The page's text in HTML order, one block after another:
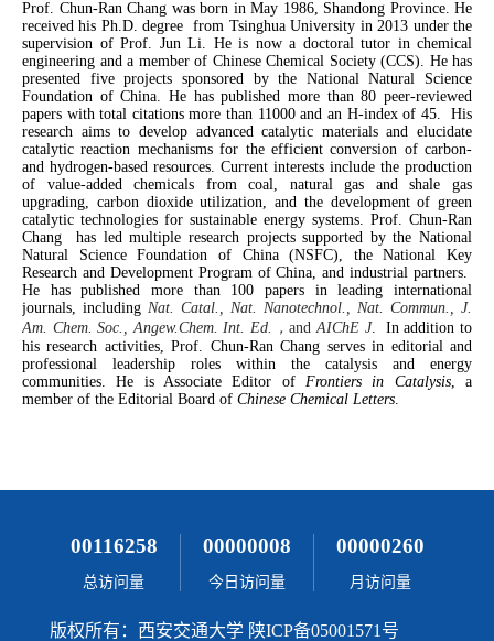
00116258
总访问量
00000008
今日访问量
00000260
月访问量
版权所有：西安交通大学 陕ICP备05001571号